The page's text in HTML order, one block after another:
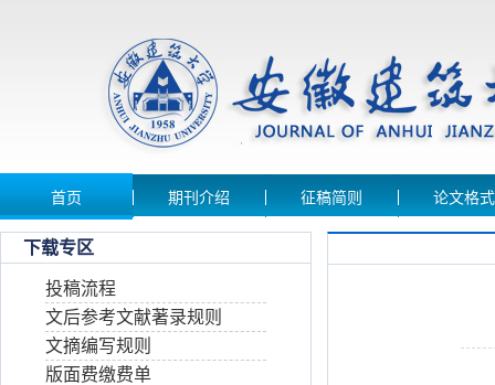
首页 期刊介绍 征稿简则 论文格式
下载专区
投稿流程
文后参考文献著录规则
文摘编写规则
版面费缴费单